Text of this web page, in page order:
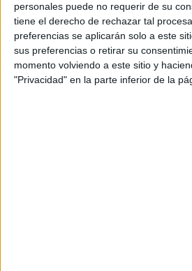
personales puede no requerir de su
tiene el derecho de rechazar tal
preferencias se aplicarán solo a este
sus preferencias o retirar su
momento volviendo a este sitio y
"Privacidad" en la parte inferior de la
Con esta apuesta Philippine Leroy
que es una de nuestras musas
GALERÍA DE IMÁGENES